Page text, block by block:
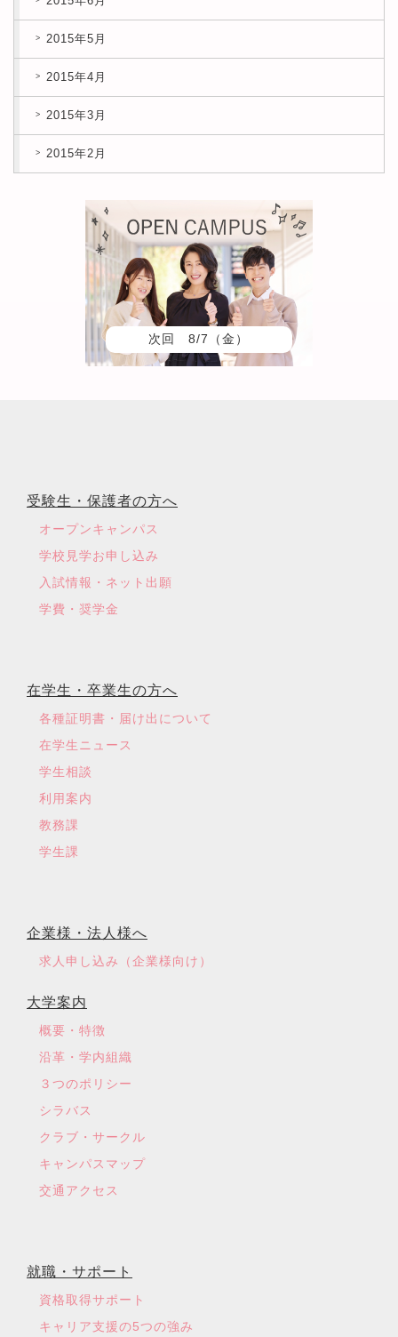
2015年5月
2015年4月
2015年3月
2015年2月
次回 8/7（金）
受験生・保護者の方へ
オープンキャンパス
学校見学お申し込み
入試情報・ネット出願
学費・奨学金
在学生・卒業生の方へ
各種証明書・届け出について
在学生ニュース
学生相談
利用案内
教務課
学生課
企業様・法人様へ
求人申し込み（企業様向け）
大学案内
概要・特徴
沿革・学内組織
３つのポリシー
シラバス
クラブ・サークル
キャンパスマップ
交通アクセス
就職・サポート
資格取得サポート
キャリア支援の5つの強み